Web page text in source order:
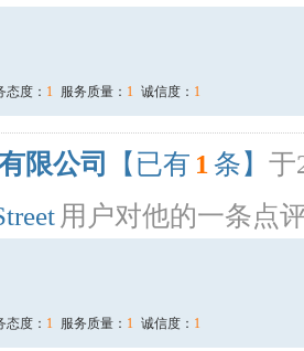
态度： 1 服务质量： 1 诚信度： 1
限公司 【已有 1 条】 于
用户对他的一条点
态度： 1 服务质量： 1 诚信度： 1